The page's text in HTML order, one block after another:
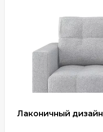
Лаконичный дизайн